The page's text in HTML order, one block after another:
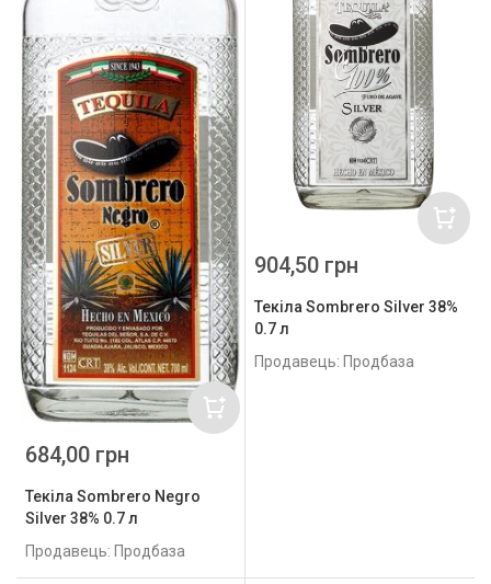
Текіла Sombrero Negro
Silver 38% 0.7 л
Продавець: Продбаза
684,00 грн
Текіла Sombrero Silver 38%
0.7 л
Продавець: Продбаза
904,50 грн